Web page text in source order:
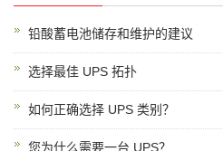
铅酸蓄电池储存和维护的建议
选择最佳 UPS 拓扑
如何正确选择 UPS 类别？
您为什么需要一台 UPS？